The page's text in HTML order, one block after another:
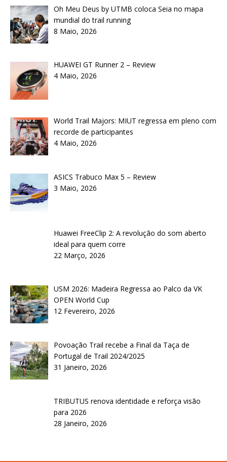
Oh Meu Deus by UTMB coloca Seia no mapa
mundial do trail running
8 Maio, 2026
HUAWEI GT Runner 2 – Review
4 Maio, 2026
World Trail Majors: MIUT regressa em pleno com
recorde de participantes
4 Maio, 2026
ASICS Trabuco Max 5 – Review
3 Maio, 2026
Huawei FreeClip 2: A revolução do som aberto
ideal para quem corre
22 Março, 2026
USM 2026: Madeira Regressa ao Palco da VK
OPEN World Cup
12 Fevereiro, 2026
Povoação Trail recebe a Final da Taça de
Portugal de Trail 2024/2025
31 Janeiro, 2026
TRIBUTUS renova identidade e reforça visão
para 2026
28 Janeiro, 2026